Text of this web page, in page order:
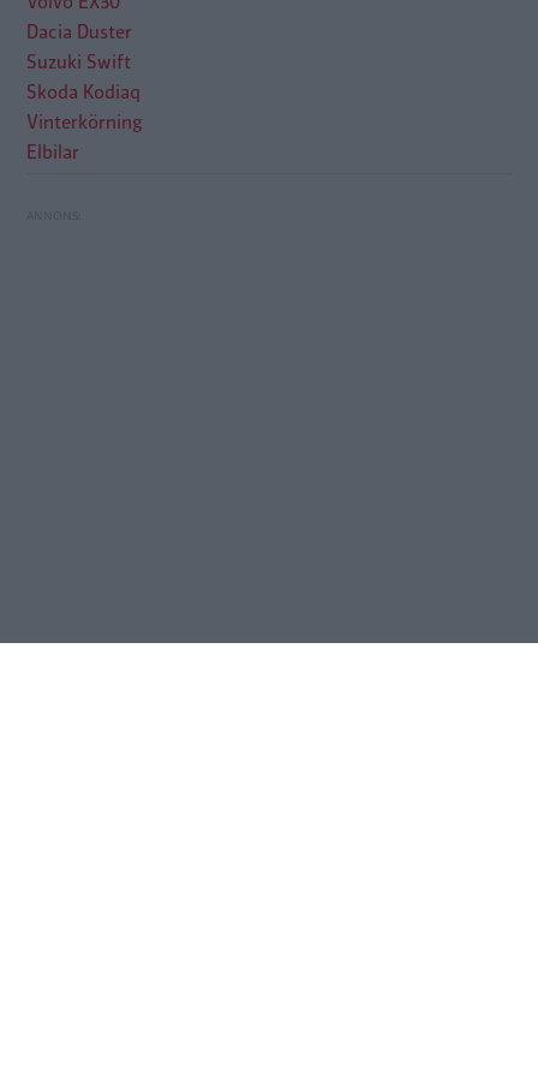
Dacia Duster
Suzuki Swift
Skoda Kodiaq
Vinterkörning
Elbilar